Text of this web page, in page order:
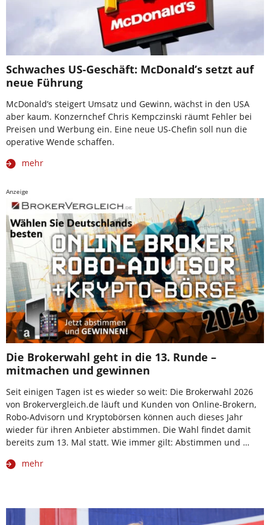
Schwaches US-Geschäft: McDonald’s setzt auf
neue Führung
McDonald’s steigert Umsatz und Gewinn, wächst in den USA
aber kaum. Konzernchef Chris Kempczinski räumt Fehler bei
Preisen und Werbung ein. Eine neue US-Chefin soll nun die
operative Wende schaffen.
mehr
Anzeige
Die Brokerwahl geht in die 13. Runde –
mitmachen und gewinnen
Seit einigen Tagen ist es wieder so weit: Die Brokerwahl 2026
von Brokervergleich.de läuft und Kunden von Online-Brokern,
Robo-Advisorn und Kryptobörsen können auch dieses Jahr
wieder für ihren Anbieter abstimmen. Die Wahl findet damit
bereits zum 13. Mal statt. Wie immer gilt: Abstimmen und …
mehr